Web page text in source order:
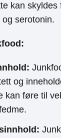
kan skyldes
serotonin.
og
kan føre til